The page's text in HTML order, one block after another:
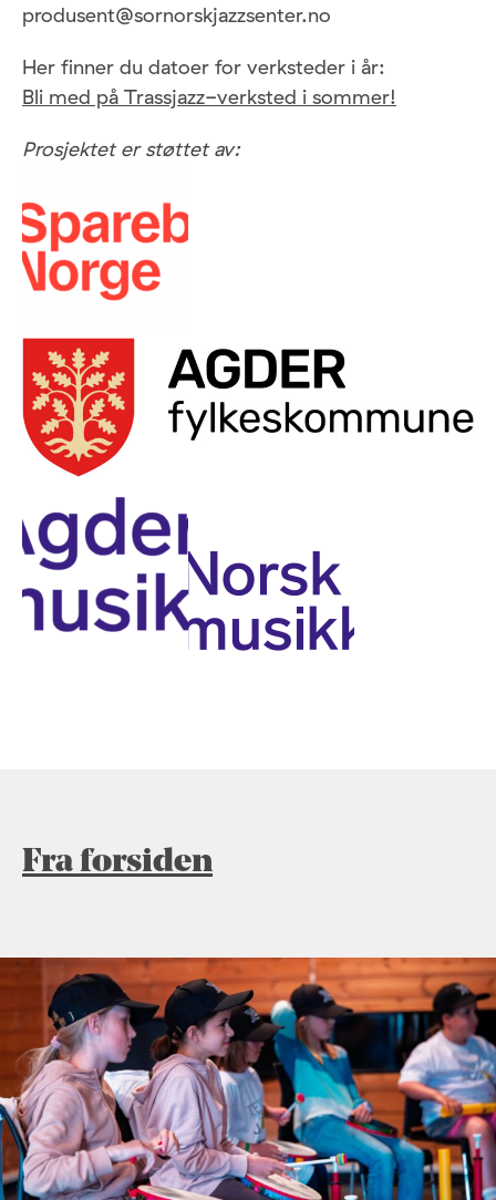
produsent@sornorskjazzsenter.no
Her finner du datoer for verksteder i år:
Bli med på Trassjazz-verksted i sommer!
Prosjektet er støttet av:
Fra forsiden